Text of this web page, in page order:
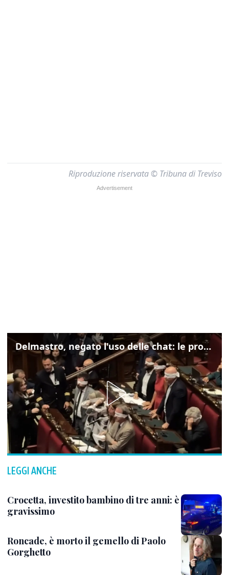
Riproduzione riservata © Tribuna di Treviso
Delmastro, negato l'uso delle chat: le proteste di Avs e M5s
LEGGI ANCHE
Crocetta, investito bambino di tre anni: è
gravissimo
Roncade, è morto il gemello di Paolo
Gorghetto